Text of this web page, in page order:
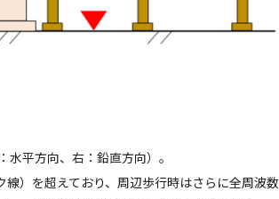
平方向、右：鉛直方向）。
）を超えており、周辺歩行時はさらに全周波数